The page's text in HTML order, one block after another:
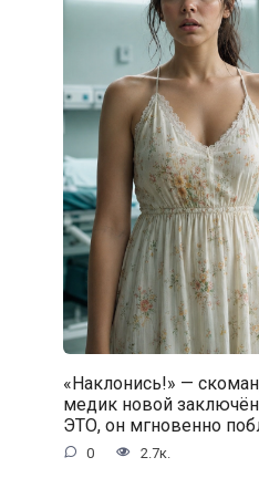
«Наклонись!» —
медик новой
ЭТО, он мгновенно
0 2.7к.